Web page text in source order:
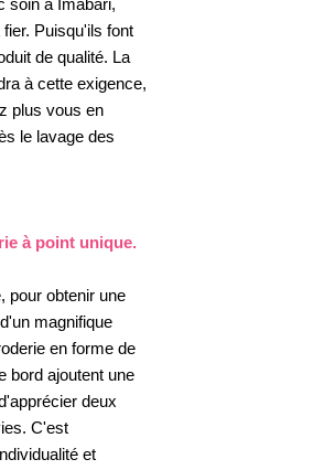
soin à Imabari,
Puisqu'ils font
de qualité. La
à cette exigence,
plus vous en
le lavage des
à point unique.
pour obtenir une
magnifique
en forme de
bord ajoutent une
deux
C'est
et